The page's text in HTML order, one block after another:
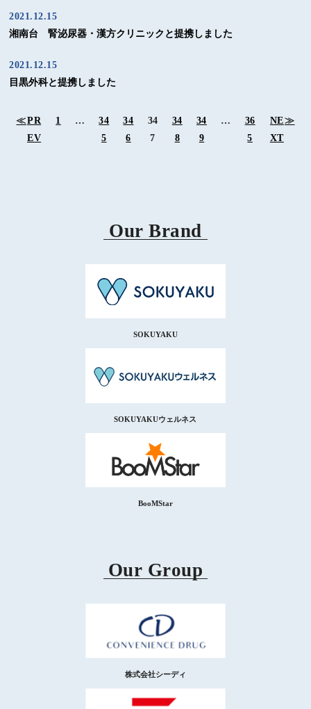
2021.12.15
湘南台 腎泌尿器・漢方クリニックと提携しました
2021.12.15
目黒外科と提携しました
≪PR
EV
1 …
34
5
34
6
34
7
34
8
34
9
…
36
5
NE
XT
≫
Our Brand
SOKUYAKU
SOKUYAKUウェルネス
BooMStar
Our Group
株式会社シーディ